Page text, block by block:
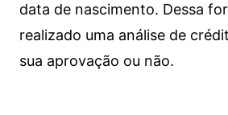
data de nascimento. Dessa
realizado uma análise de
sua aprovação ou não.